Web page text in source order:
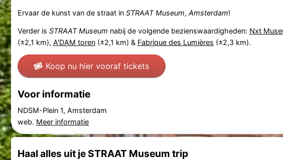
Ervaar de kunst van de straat in STRAAT Museum, Amsterdam!
Verder is STRAAT Museum nabij de volgende bezienswaardigheden: Nxt
(±2,1 km), A'DAM toren(±2,1 km) & Fabrique des Lumières (±2,3 km).
Koop nu hier vooraf tickets
Voor informatie
NDSM-Plein 1, Amsterdam
web. Meer informatie
Haal alles uit je STRAAT Museum trip